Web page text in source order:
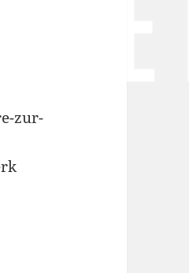
zur-